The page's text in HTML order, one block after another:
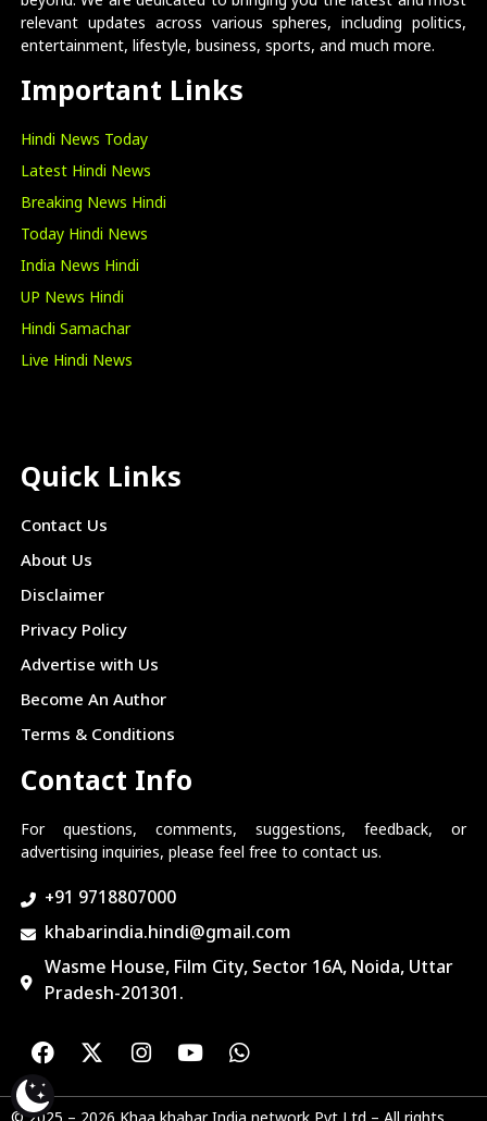
relevant updates across various spheres, including politics,
entertainment, lifestyle, business, sports, and much more.
Important Links
Hindi News Today
Latest Hindi News
Breaking News Hindi
Today Hindi News
India News Hindi
UP News Hindi
Hindi Samachar
Live Hindi News
Quick Links
Contact Us
About Us
Disclaimer
Privacy Policy
Advertise with Us
Become An Author
Terms & Conditions
Contact Info
For questions, comments, suggestions, feedback, or
advertising inquiries, please feel free to contact us.
+91 9718807000
khabarindia.hindi@gmail.com
Wasme House, Film City, Sector 16A, Noida, Uttar
Pradesh-201301.